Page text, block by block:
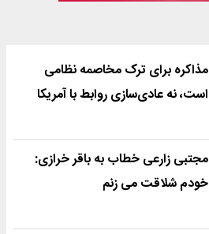
مذاکره برای ترک مخاصمه نظامی
است، نه عادی‌سازی روابط با آمریکا
مجتبی زارعی خطاب به باقر خرازی:
خودم شلاقت می زنم